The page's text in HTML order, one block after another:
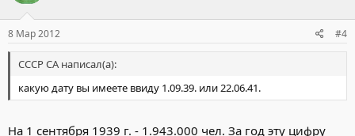
8 Мар 2012 #4
СССР СА написал(а):
какую дату вы имеете ввиду 1.09.39. или 22.06.41.
На 1 сентября 1939 г. - 1.943.000 чел. За год эту цифру